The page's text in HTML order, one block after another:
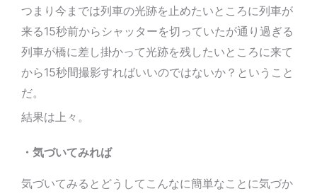
つまり今までは列車の光跡を止めたいところに列車が
来る15秒前からシャッターを切っていたが通り過ぎる
列車が橋に差し掛かって光跡を残したいところに来て
から15秒間撮影すればいいのではないか？ということ
だ。
結果は上々。
・気づいてみれば
気づいてみるとどうしてこんなに簡単なことに気づか